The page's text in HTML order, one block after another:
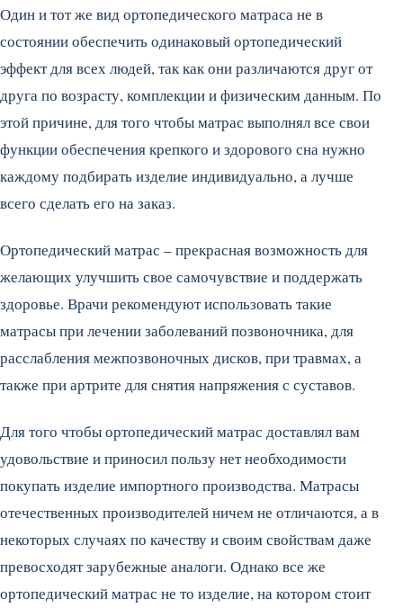
Один и тот же вид ортопедического матраса не в
состоянии обеспечить одинаковый ортопедический
эффект для всех людей, так как они различаются друг от
друга по возрасту, комплекции и физическим данным. По
этой причине, для того чтобы матрас выполнял все свои
функции обеспечения крепкого и здорового сна нужно
каждому подбирать изделие индивидуально, а лучше
всего сделать его на заказ.
Ортопедический матрас – прекрасная возможность для
желающих улучшить свое самочувствие и поддержать
здоровье. Врачи рекомендуют использовать такие
матрасы при лечении заболеваний позвоночника, для
расслабления межпозвоночных дисков, при травмах, а
также при артрите для снятия напряжения с суставов.
Для того чтобы ортопедический матрас доставлял вам
удовольствие и приносил пользу нет необходимости
покупать изделие импортного производства. Матрасы
отечественных производителей ничем не отличаются, а в
некоторых случаях по качеству и своим свойствам даже
превосходят зарубежные аналоги. Однако все же
ортопедический матрас не то изделие, на котором стоит